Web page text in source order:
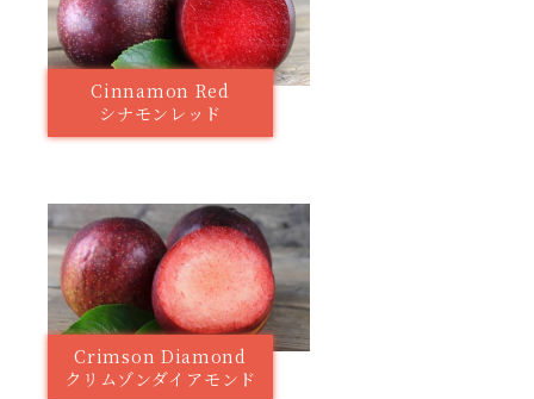
Cinnamon Red
シナモンレッド
Crimson Diamond
クリムゾンダイアモンド